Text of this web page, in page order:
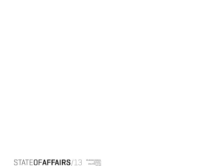
Cover image